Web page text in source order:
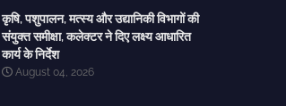
कृषि, पशुपालन, मत्स्य और उद्यानिकी विभागों की
संयुक्त समीक्षा, कलेक्टर ने दिए लक्ष्य आधारित
कार्य के निर्देश
August 04, 2026